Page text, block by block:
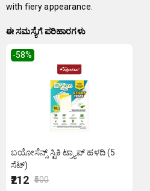
with fiery appearance.
ಈ ಸಮಸ್ಯೆಗೆ ಪರಿಹಾರಗಳು
-58%
ಬಯೋಸೆನ್ಸ್ ಸ್ಟಿಕಿ ಟ್ರ್ಯಾಪ್ ಹಳದಿ (5
ಸೆಟ್)
₹212 ₹500